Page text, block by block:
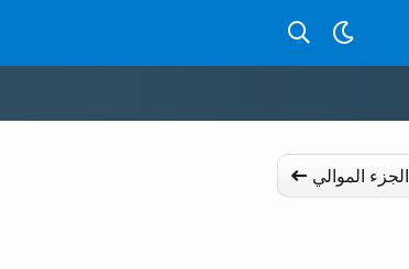
بحث عن قصص بالدارجة
الجزء الموالي